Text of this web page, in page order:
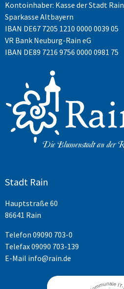
Kontoinhaber: Kasse der Stadt Rain
Sparkasse Altbayern
IBAN DE67 7205 1210 0000 0039 05
VR Bank Neuburg-Rain eG
IBAN DE89 7216 9756 0000 0981 75
Stadt Rain
Hauptstraße 60
86641 Rain
Telefon 09090 703-0
Telefax 09090 703-139
E-Mail info@rain.de